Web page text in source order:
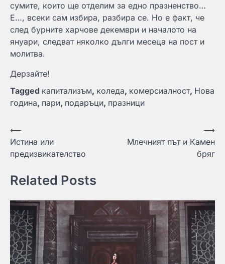
сумите, които ще отделим за едно празненство…
Е…, всеки сам избира, разбира се. Но е факт, че
след бурните харчове декември и началото на
януари, следват няколко дълги месеца на пост и
молитва.
Дерзайте!
Tagged капитализъм, коледа, комерсиалност, Нова
година, пари, подаръци, празници
Навигация
⟵
Истина или
предизвикателство
Млечният път и Камен
бряг
⟶
Related Posts